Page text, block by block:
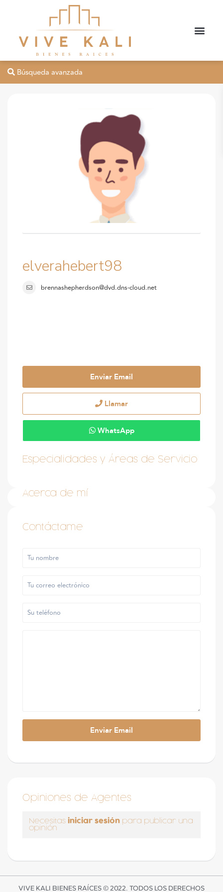
Búsqueda avanzada
elverahebert98
brennashepherdson@dvd.dns-cloud.net
Enviar Email
Llamar
WhatsApp
Especialidades y Áreas de Servicio
Acerca de mí
Contáctame
Opiniones de Agentes
Necesitas iniciar sesión para publicar una
opinión
VIVE KALI BIENES RAÍCES © 2022. TODOS LOS DERECHOS